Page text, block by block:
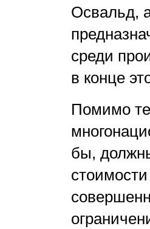
Освальд,
среди
в конце
Помимо
бы,